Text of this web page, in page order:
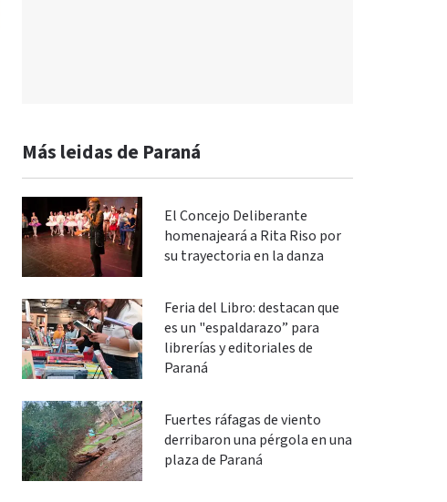
Más leidas de Paraná
El Concejo Deliberante
homenajeará a Rita Riso por
su trayectoria en la danza
Feria del Libro: destacan que
es un "espaldarazo” para
librerías y editoriales de
Paraná
Fuertes ráfagas de viento
derribaron una pérgola en una
plaza de Paraná